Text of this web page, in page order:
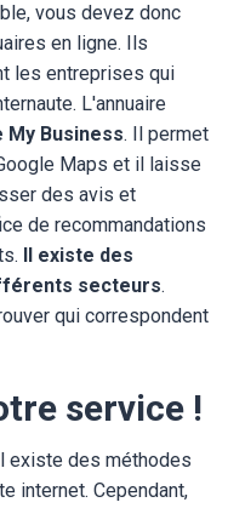
vous devez donc
en ligne. Ils
les entreprises qui
L'annuaire
My Business. Il permet
Maps et il laisse
des avis et
de recommandations
Il existe des
secteurs.
qui correspondent
service !
existe des méthodes
internet. Cependant,